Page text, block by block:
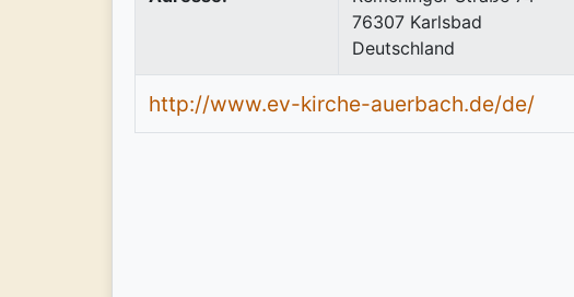
76307 Karlsbad
Deutschland
http://www.ev-kirche-auerbach.de/de/